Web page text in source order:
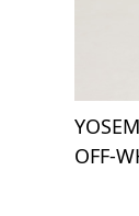
OFF-